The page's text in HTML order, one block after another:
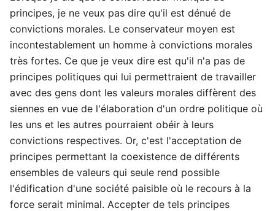
principes, je ne veux pas dire qu'il est dénué de
convictions morales. Le conservateur moyen est
incontestablement un homme à convictions morales
très fortes. Ce que je veux dire est qu'il n'a pas de
principes politiques qui lui permettraient de travailler
avec des gens dont les valeurs morales diffèrent des
siennes en vue de l'élaboration d'un ordre politique où
les uns et les autres pourraient obéir à leurs
convictions respectives. Or, c'est l'acceptation de
principes permettant la coexistence de différents
ensembles de valeurs qui seule rend possible
l'édification d'une société paisible où le recours à la
force serait minimal. Accepter de tels principes